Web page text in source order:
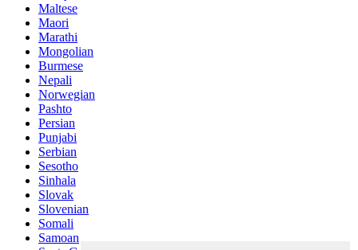
Maltese
Maori
Marathi
Mongolian
Burmese
Nepali
Norwegian
Pashto
Persian
Punjabi
Serbian
Sesotho
Sinhala
Slovak
Slovenian
Somali
Samoan